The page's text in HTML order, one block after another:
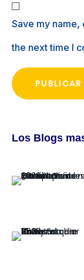
Save my
the next time I
Los Blogs